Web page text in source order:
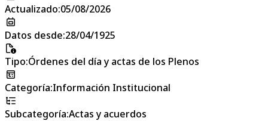
Actualizado:05/08/2026
Datos desde:28/04/1925
Tipo:Órdenes del día y actas de los Plenos
Categoría:Información Institucional
Subcategoría:Actas y acuerdos